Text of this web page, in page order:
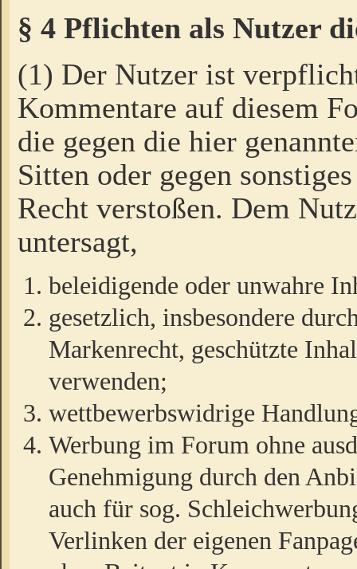
§ 4 Pflichten als Nutzer
(1) Der Nutzer ist
Kommentare auf diesem
die gegen die hier
Sitten oder gegen
Recht verstoßen. Dem
untersagt,
beleidigende oder unwahre
gesetzlich, insbesondere
Markenrecht, geschützte
verwenden;
wettbewerbswidrige
Werbung im Forum ohne
Genehmigung durch den
auch für sog.
Verlinken der eigenen